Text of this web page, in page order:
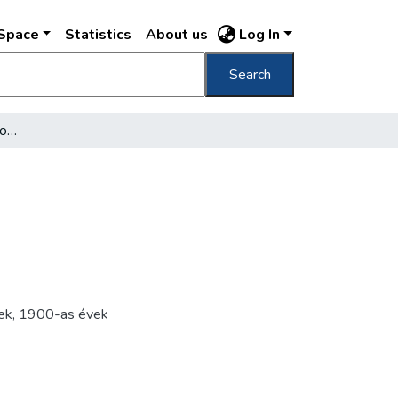
Statistics About us Log In
Search
Üdvözlet Kelenföldről Állomás
, 1900-as évek